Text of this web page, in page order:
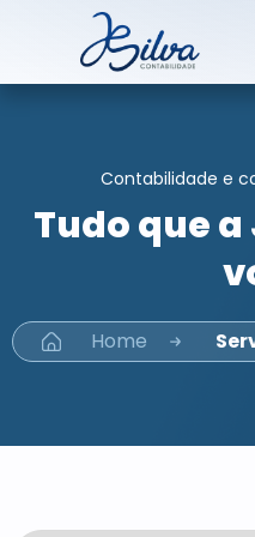
Contabilidade e
Tudo que
Home